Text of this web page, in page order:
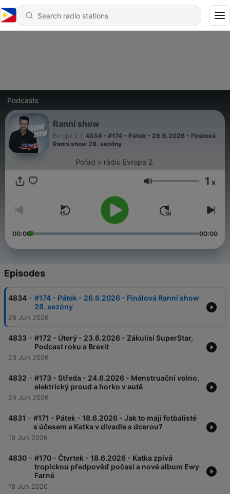
Podcasts
Ranní show
Evropa 2
4834 - #174 - Pátek - 26.6.2026 - Finálová
Ranní show 28. sezóny
Pořad v rádiu Evropa 2.
Volume 1 x
00:00 00:00
Episodes
4834 - #174 - Pátek - 26.6.2026 - Finálová Ranní show
28. sezóny
26 Jun 2026
4833 - #172 - Úterý - 23.6.2026 - Zákulisí SuperStar,
Podcast roku a Brexit
23 Jun 2026
4832 - #173 - Středa - 24.6.2026 - Menstruační volno,
elektrický proud a horko v autě
24 Jun 2026
4831 - #171 - Pátek - 18.6.2026 - Jak to mají fotbalisté
s účesem a Katka v divadle s dcerou?
19 Jun 2026
4830 - #170 - Čtvrtek - 18.6.2026 - Katka zpívá
tropickou předpověď počasí a nové album Ewy
Farné
18 Jun 2026